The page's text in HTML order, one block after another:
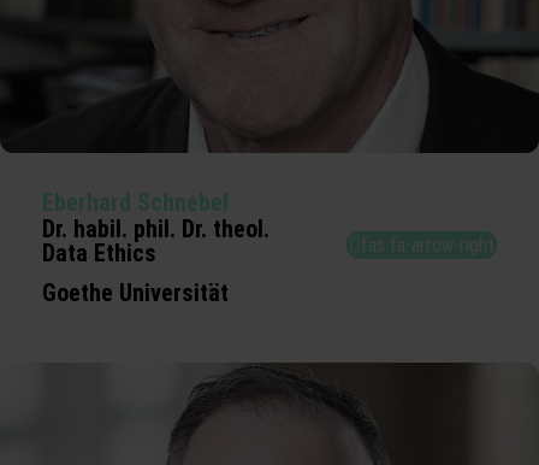
Eberhard Schnebel
Dr. habil. phil. Dr. theol.
Data Ethics
Goethe Universität
fas fa-arrow-right
Customer Experience
Marktentwicklung